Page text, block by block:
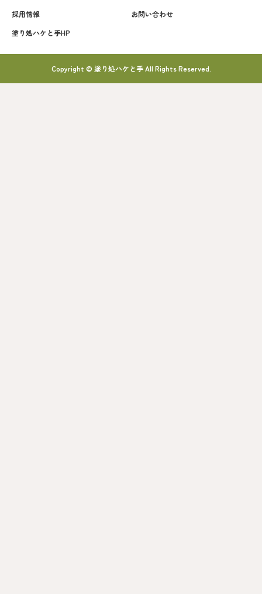
採用情報
お問い合わせ
塗り処ハケと手HP
Copyright © 塗り処ハケと手 All Rights Reserved.